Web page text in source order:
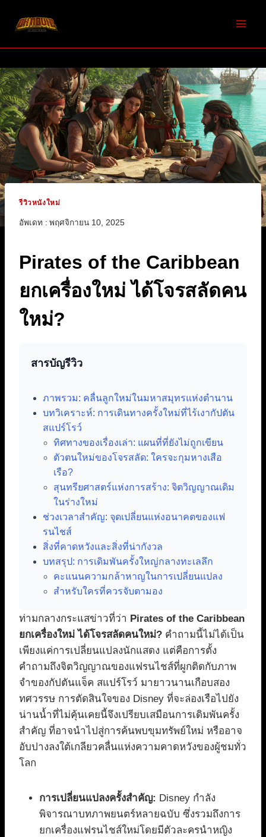
รีวิวหนังใหม่
อัพเดท : พฤศจิกายน 10, 2025
Pirates of the Caribbean
ยกเครื่องใหม่ ได้โจรสลัดคน
ใหม่?
สารบัญรีวิว
ภาพรวม: คลื่นลูกใหม่ในมหาสมุทรแห่งตำนาน
บทวิเคราะห์: การเดินทางครั้งใหม่ที่ไร้เงากัปตัน
สแปร์โรว์
ทิศทางของเรื่องเล่า: แผนที่ที่ยังไม่ถูกเขียน
ตัวตนใหม่ของโจรสลัด: ใครจะกุมหางเสือ
เรือ?
สุนทรียศาสตร์แห่งการสร้าง: จิตวิญญาณเดิม
ในร่างใหม่
ช่วงเวลาสำคัญ: จุดเปลี่ยนแห่งอนาคตของแฟ
รนไชส์
สิ่งที่คาดหวังและสิ่งที่น่ากังวล
บทสรุป: การเดิมพันครั้งใหญ่กลางทะเลลึก
คะแนนความกล้าหาญในการเปลี่ยนแปลง
สำหรับใครที่ควรจับตามอง
ท่ามกลางกระแสข่าวที่ว่า Pirates of the Caribbean
ยกเครื่องใหม่ ได้โจรสลัดคนใหม่? คำถามนี้ไม่ได้เป็น
เพียงแค่การเปลี่ยนแปลงนักแสดง แต่คือการตั้ง
คำถามถึงจิตวิญญาณของแฟรนไชส์ที่ผูกติดกับภาพ
จำของกัปตันแจ็ค สแปร์โรว์ มายาวนานเกือบสอง
ทศวรรษ การตัดสินใจของ Disney ที่จะล่องเรือไปยัง
น่านน้ำที่ไม่คุ้นเคยนี้จึงเปรียบเสมือนการเดิมพันครั้ง
สำคัญ ที่อาจนำไปสู่การค้นพบขุมทรัพย์ใหม่ หรืออาจ
อับปางลงใต้เกลียวคลื่นแห่งความคาดหวังของผู้ชมทั่ว
โลก
การเปลี่ยนแปลงครั้งสำคัญ: Disney กำลัง
พิจารณาบทภาพยนตร์หลายฉบับ ซึ่งรวมถึงการ
ยกเครื่องแฟรนไชส์ใหม่โดยมีตัวละครนำหญิง